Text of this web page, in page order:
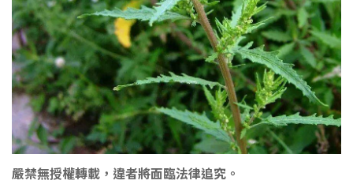
嚴禁無授權轉載，違者將面臨法律追究。